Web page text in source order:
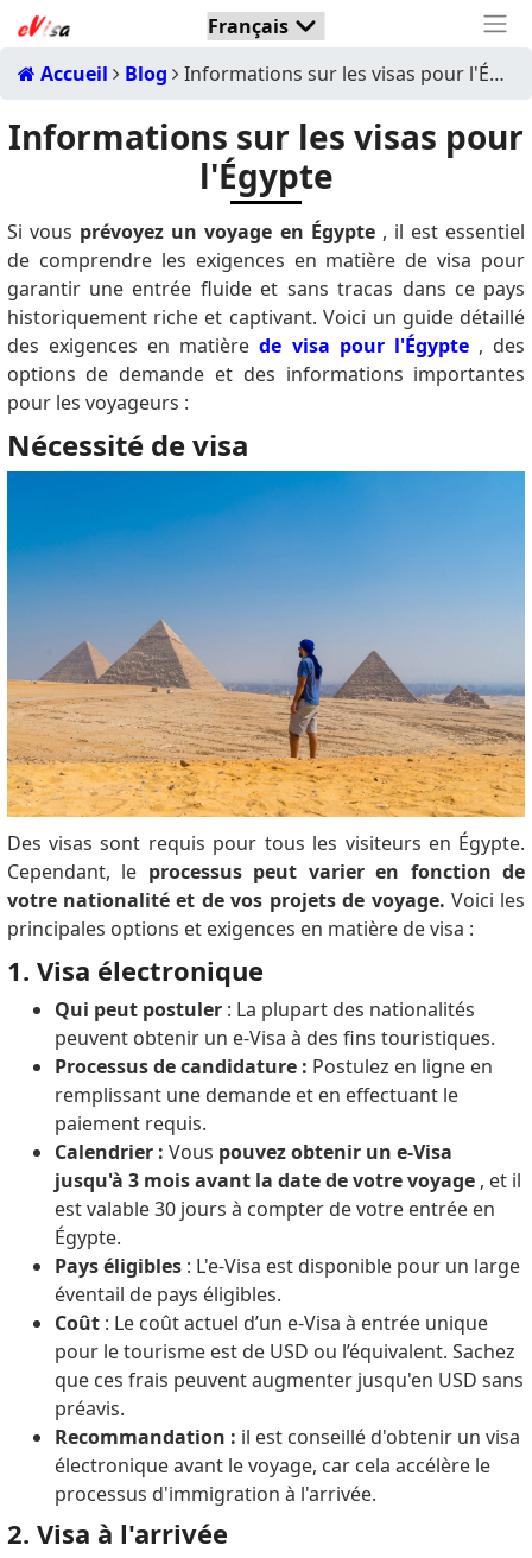
Accueil Blog Informations sur les visas pour l'Égypte
Informations sur les visas pour
l'Égypte
Si vous prévoyez un voyage en Égypte, il est essentiel
de comprendre les exigences en matière de visa pour
garantir une entrée fluide et sans tracas dans ce pays
historiquement riche et captivant. Voici un guide détaillé
des exigences en matièrede visa pour l'Égypte, des
options de demande et des informations importantes
pour les voyageurs :
Nécessité de visa
Des visas sont requis pour tous les visiteurs en Égypte.
Cependant, le processus peut varier en fonction de
votre nationalité et de vos projets de voyage. Voici les
principales options et exigences en matière de visa :
1. Visa électronique
Qui peut postuler: La plupart des nationalités
peuvent obtenir un e-Visa à des fins touristiques.
Processus de candidature : Postulez en ligne en
remplissant une demande et en effectuant le
paiement requis.
Calendrier : Vous pouvez obtenir un e-Visa
jusqu'à 3 mois avant la date de votre voyage, et il
est valable 30 jours à compter de votre entrée en
Égypte.
Pays éligibles: L'e-Visa est disponible pour un large
éventail de pays éligibles.
Coût: Le coût actuel d’un e-Visa à entrée unique
pour le tourisme est de USD ou l’équivalent. Sachez
que ces frais peuvent augmenter jusqu'en USD sans
préavis.
Recommandation : il est conseillé d'obtenir un visa
électronique avant le voyage, car cela accélère le
processus d'immigration à l'arrivée.
2. Visa à l'arrivée